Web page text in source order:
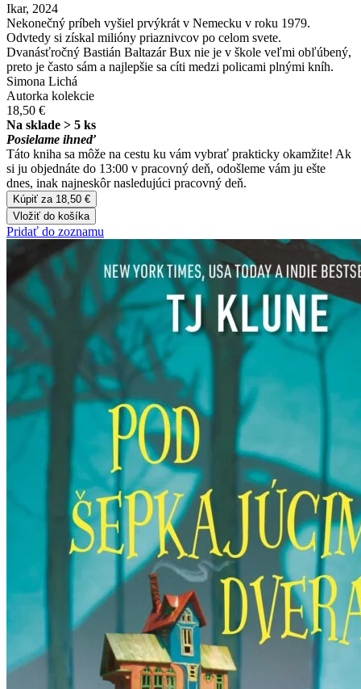
Ikar, 2024
Nekonečný príbeh vyšiel prvýkrát v Nemecku v roku 1979.
Odvtedy si získal milióny priaznivcov po celom svete.
Dvanásťročný Bastián Baltazár Bux nie je v škole veľmi obľúbený,
preto je často sám a najlepšie sa cíti medzi policami plnými kníh.
Simona Lichá
Autorka kolekcie
18,50 €
Na sklade > 5 ks
Posielame ihneď
Táto kniha sa môže na cestu ku vám vybrať prakticky okamžite! Ak
si ju objednáte do 13:00 v pracovný deň, odošleme vám ju ešte
dnes, inak najneskôr nasledujúci pracovný deň.
Kúpiť za 18,50 €
Vložiť do košíka
Pridať do zoznamu